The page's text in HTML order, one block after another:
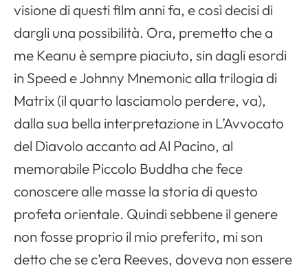
visione di questi film anni fa, e così decisi di
dargli una possibilità. Ora, premetto che a
me Keanu è sempre piaciuto, sin dagli esordi
in Speed e Johnny Mnemonic alla trilogia di
Matrix (il quarto lasciamolo perdere, va),
dalla sua bella interpretazione in L’Avvocato
del Diavolo accanto ad Al Pacino, al
memorabile Piccolo Buddha che fece
conoscere alle masse la storia di questo
profeta orientale. Quindi sebbene il genere
non fosse proprio il mio preferito, mi son
detto che se c’era Reeves, doveva non essere